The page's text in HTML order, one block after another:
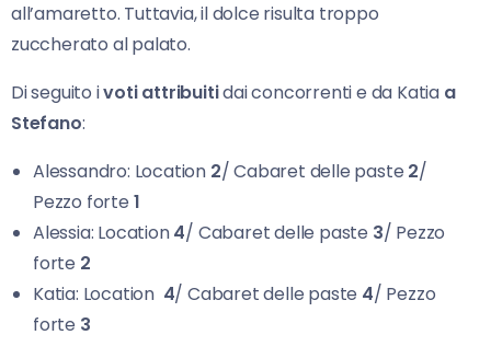
all’amaretto. Tuttavia, il dolce risulta troppo
zuccherato al palato.
Di seguito ivoti attribuitidai concorrenti e da Katia a
Stefano:
Alessandro: Location 2/ Cabaret delle paste 2/
Pezzo forte 1
Alessia: Location4/ Cabaret delle paste 3/ Pezzo
forte 2
Katia: Location 4/ Cabaret delle paste 4/ Pezzo
forte 3